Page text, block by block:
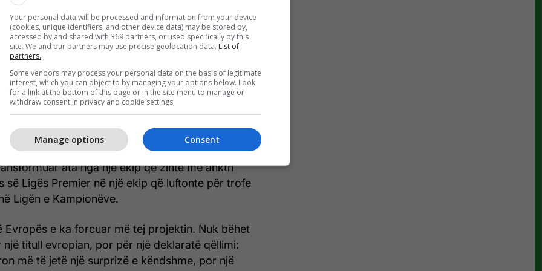
në vitet e fundit ka qenë spektakolare.
ndryshoi plotësisht peizazhin konkurrues të
ata nga një ekip që zinte me ankth
së Ligës Premier në një ekip që luftonte për trofe
Ligën e Kampionëve.
Evropës e ka forcuar më tej projektin. Nuk bëhet
një titull evropian, por për një deklaratë qëllimi:
më të jetë një surprizë e këndshme, por një
Your personal data will be processed and information from your device
(cookies, unique identifiers, and other device data) may be stored by,
accessed by and shared with 369 partners, or used specifically by this
site. We and our partners may use precise geolocation data. List of
partners.
Some vendors may process your personal data on the basis of legitimate
interest, which you can object to by managing your options below. Look
for a link at the bottom of this page or in the site menu to manage or
withdraw consent in privacy and cookie settings.
Consent
Manage options